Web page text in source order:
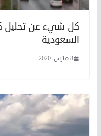
كل شيء عن تحليل
السعودية
8 مارس، 2020